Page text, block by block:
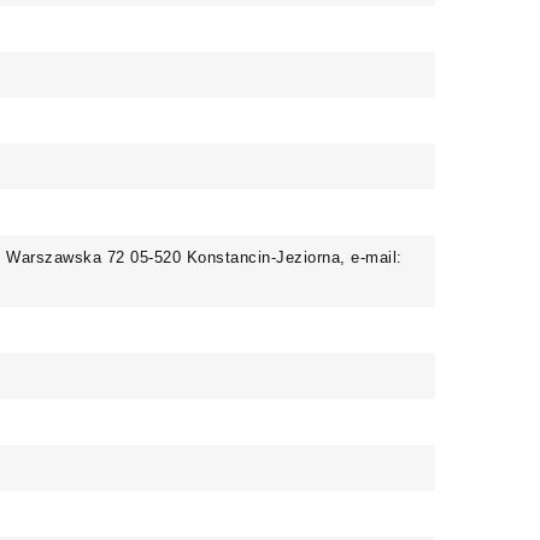
72 05-520 Konstancin-Jeziorna, e-mail: